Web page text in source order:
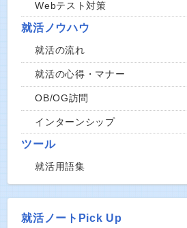
Webテスト対策
就活ノウハウ
就活の流れ
就活の心得・マナー
OB/OG訪問
インターンシップ
ツール
就活用語集
就活ノートPick Up